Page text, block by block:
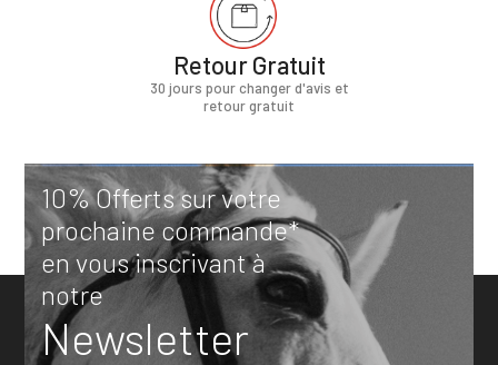
Retour Gratuit
30 jours pour changer d'avis et
retour gratuit
10% Offerts sur votre
prochaine commande*
en vous inscrivant à
notre
Newsletter
ANNULER